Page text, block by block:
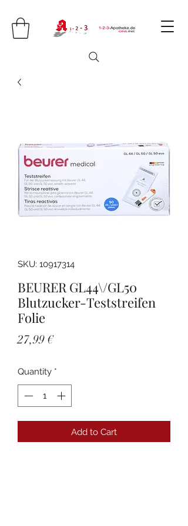
SKU: 10917314
BEURER GL44\/GL50
Blutzucker-Teststreifen
Folie
27,99 €Price
Quantity *
Add to Cart